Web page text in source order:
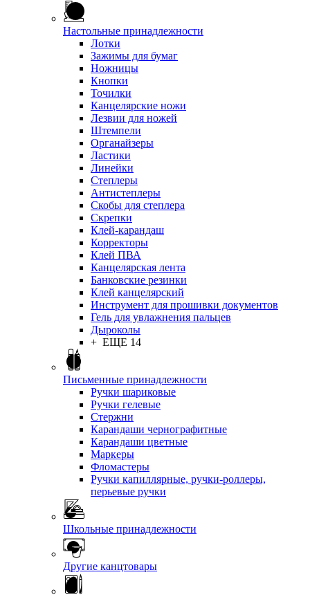
Настольные принадлежности
Лотки
Зажимы для бумаг
Ножницы
Кнопки
Точилки
Канцелярские ножи
Лезвии для ножей
Штемпели
Органайзеры
Ластики
Линейки
Степлеры
Антистеплеры
Скобы для степлера
Скрепки
Клей-карандаш
Корректоры
Клей ПВА
Канцелярская лента
Банковские резинки
Клей канцелярский
Инструмент для прошивки документов
Гель для увлажнения пальцев
Дыроколы
+ ЕЩЕ 14
Письменные принадлежности
Ручки шариковые
Ручки гелевые
Стержни
Карандаши чернографитные
Карандаши цветные
Маркеры
Фломастеры
Ручки капиллярные, ручки-роллеры,
перьевые ручки
Школьные принадлежности
Другие канцтовары